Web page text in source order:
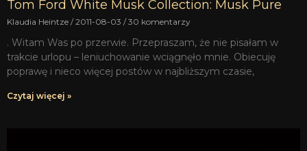
Tom Ford White Musk Collection: Musk Pure
Klaudia Heintze 2011-08-03 30 komentarzy
. Witam Was po przerwie. Przepraszam, że nie pisałam w
trakcie urlopu – leniuchowanie wciągnęło mnie. Obiecuję
poprawę i nieco więcej postów w najbliższym czasie,
Czytaj więcej »